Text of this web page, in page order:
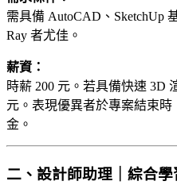
需具備 AutoCAD、SketchUp
Ray 者尤佳。
薪資：
時薪 200 元。若具備快速 3D
元。表現優異者於專案結束
金。
二、設計師助理｜綜合學